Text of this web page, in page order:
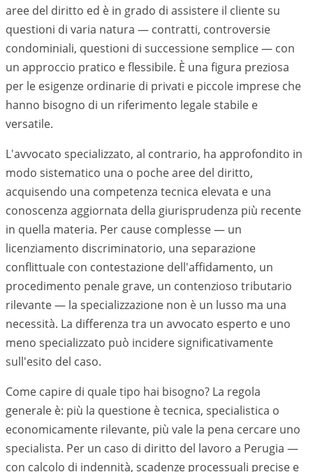
aree del diritto ed è in grado di assistere il cliente su
questioni di varia natura — contratti, controversie
condominiali, questioni di successione semplice — con
un approccio pratico e flessibile. È una figura preziosa
per le esigenze ordinarie di privati e piccole imprese che
hanno bisogno di un riferimento legale stabile e
versatile.
L'avvocato specializzato, al contrario, ha approfondito in
modo sistematico una o poche aree del diritto,
acquisendo una competenza tecnica elevata e una
conoscenza aggiornata della giurisprudenza più recente
in quella materia. Per cause complesse — un
licenziamento discriminatorio, una separazione
conflittuale con contestazione dell'affidamento, un
procedimento penale grave, un contenzioso tributario
rilevante — la specializzazione non è un lusso ma una
necessità. La differenza tra un avvocato esperto e uno
meno specializzato può incidere significativamente
sull'esito del caso.
Come capire di quale tipo hai bisogno? La regola
generale è: più la questione è tecnica, specialistica o
economicamente rilevante, più vale la pena cercare uno
specialista. Per un caso di diritto del lavoro a Perugia —
con calcolo di indennità, scadenze processuali precise e